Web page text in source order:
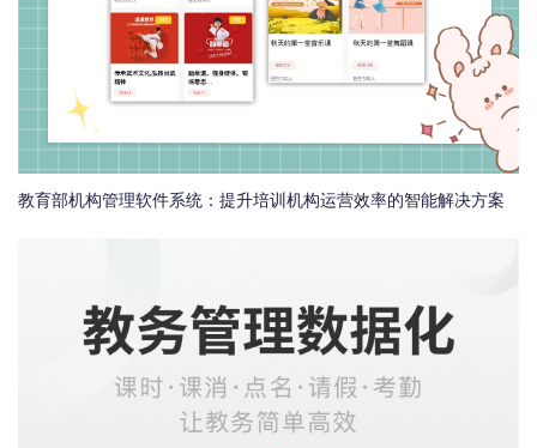
教育部机构管理软件系统：提升培训机构运营效率的智能解决方案